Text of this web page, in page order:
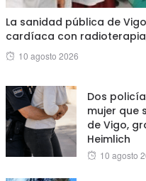
La sanidad pública de
cardíaca con
Posted
10 agosto 2026
Dos
mujer que
de Vigo,
Heimlich
Posted
10 agosto